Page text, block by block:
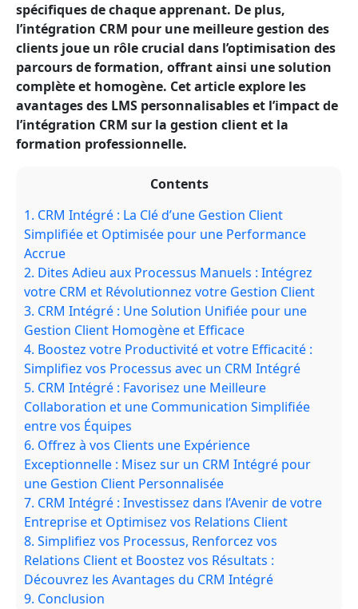
spécifiques de chaque apprenant. De plus,
l’intégration CRM pour une meilleure gestion des
clients joue un rôle crucial dans l’optimisation des
parcours de formation, offrant ainsi une solution
complète et homogène. Cet article explore les
avantages des LMS personnalisables et l’impact de
l’intégration CRM sur la gestion client et la
formation professionnelle.
Contents
1. CRM Intégré : La Clé d’une Gestion Client
Simplifiée et Optimisée pour une Performance
Accrue
2. Dites Adieu aux Processus Manuels : Intégrez
votre CRM et Révolutionnez votre Gestion Client
3. CRM Intégré : Une Solution Unifiée pour une
Gestion Client Homogène et Efficace
4. Boostez votre Productivité et votre Efficacité :
Simplifiez vos Processus avec un CRM Intégré
5. CRM Intégré : Favorisez une Meilleure
Collaboration et une Communication Simplifiée
entre vos Équipes
6. Offrez à vos Clients une Expérience
Exceptionnelle : Misez sur un CRM Intégré pour
une Gestion Client Personnalisée
7. CRM Intégré : Investissez dans l’Avenir de votre
Entreprise et Optimisez vos Relations Client
8. Simplifiez vos Processus, Renforcez vos
Relations Client et Boostez vos Résultats :
Découvrez les Avantages du CRM Intégré
9. Conclusion